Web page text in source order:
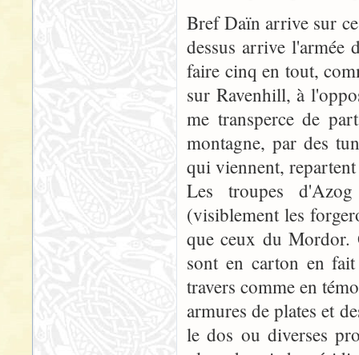
Bref Daïn arrive sur
dessus arrive l'armée
faire cinq en tout,
sur Ravenhill, à
me transperce de
montagne, par des
qui viennent,
Les troupes
(visiblement les
que ceux du Mordor.
sont en carton en
travers comme en
armures de plates et
le dos ou diverses